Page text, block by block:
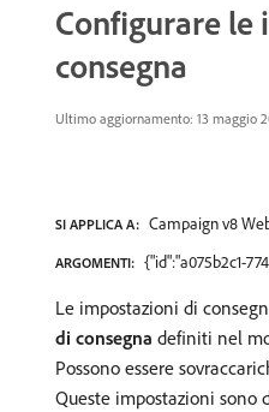
Configurare le
consegna
Ultimo aggiornamento: 13 maggio
SI APPLICA A: Campaign v8
ARGOMENTI: {"id":"a075b2c1-
Le impostazioni di
di consegna definiti nel
Possono essere
Queste impostazioni